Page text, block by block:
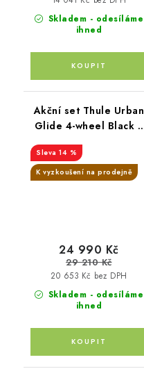
Skladem - odesíláme
ihned
Akční set Thule Urban
Glide 4-wheel Black +
14 %
K vyzkoušení na prodejně
Skladem - odesíláme
ihned
20 653 Kč bez DPH
24 990 Kč
29 210 Kč